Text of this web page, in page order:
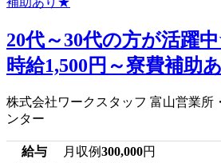
20代～30代の方が活躍
時給1,500円～寮費補助
株式会社ワークスタッフ 富山営業所
ンター
給与 月収例300,000円